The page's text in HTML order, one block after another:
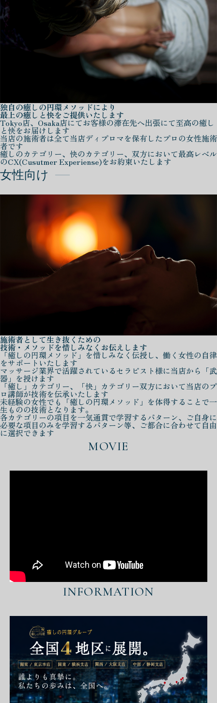
独自の癒しの円環メソッドにより
最上の癒しと快をご提供いたします
Tokyo店、Osaka店にてお客様の滞在先へ出張にて至高の癒し
と快をお届けします
当店の施術者は全て当店ディプロマを保有したプロの女性施術
者です
癒しのカテゴリー、快のカテゴリー、双方において最高レベル
のCX(Cusutmer Experiense)をお約束いたします
女性向け
施術者として生き抜くための
技術・メソッドを惜しみなくお伝えします
「癒しの円環メソッド」を惜しみなく伝授し、働く女性の自律
をサポートいたします
マッサージ業界で活躍されているセラピスト様に当店から「武
器」を授けます
「癒し」カテゴリー、「快」カテゴリー双方において当店のプ
ロ講師が技術を伝承いたします
未経験の女性でも「癒しの円環メソッド」を体得することで一
生ものの技術となります。
各カテゴリーの項目を一気通貫で学習するパターン、ご自身に
必要な項目のみを学習するパターン等、ご都合に合わせて自由
に選択できます
MOVIE
INFORMATION